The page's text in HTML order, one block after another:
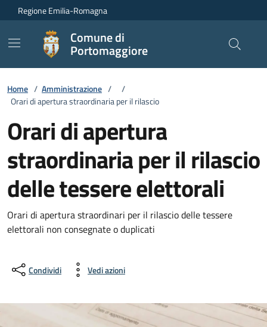
Vai ai contenuti
Vai al footer
Regione Emilia-Romagna
Comune di
Portomaggiore
Home / Amministrazione /
/
Orari di apertura straordinaria per il rilascio
Orari di apertura
straordinaria per il rilascio
delle tessere elettorali
Orari di apertura straordinari per il rilascio delle tessere
elettorali non consegnate o duplicati
Condividi Vedi azioni